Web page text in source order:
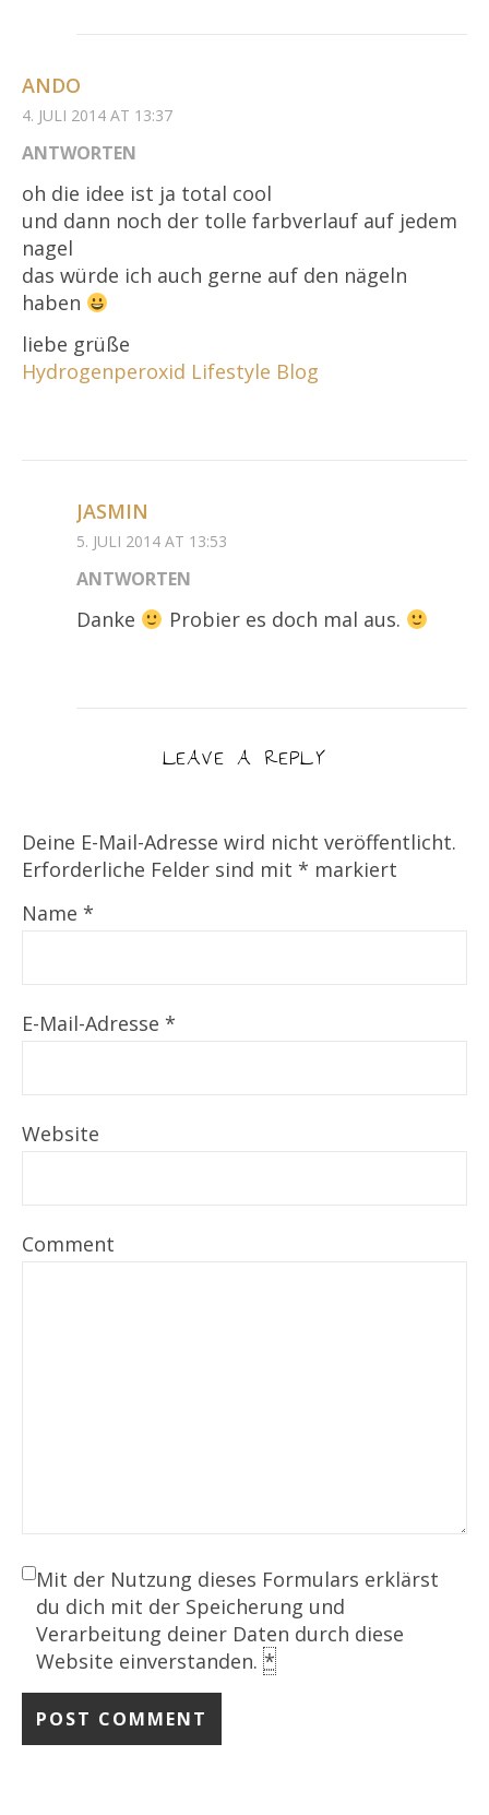
ANDO
4. JULI 2014 AT 13:37
ANTWORTEN
oh die idee ist ja total cool
und dann noch der tolle farbverlauf auf jedem
nagel
das würde ich auch gerne auf den nägeln
haben
liebe grüße
Hydrogenperoxid Lifestyle Blog
JASMIN
5. JULI 2014 AT 13:53
ANTWORTEN
Danke Probier es doch mal aus.
LEAVE A REPLY
Deine E-Mail-Adresse wird nicht veröffentlicht.
Erforderliche Felder sind mit * markiert
Name *
E-Mail-Adresse *
Website
Comment
Mit der Nutzung dieses Formulars erklärst
du dich mit der Speicherung und
Verarbeitung deiner Daten durch diese
Website einverstanden. *